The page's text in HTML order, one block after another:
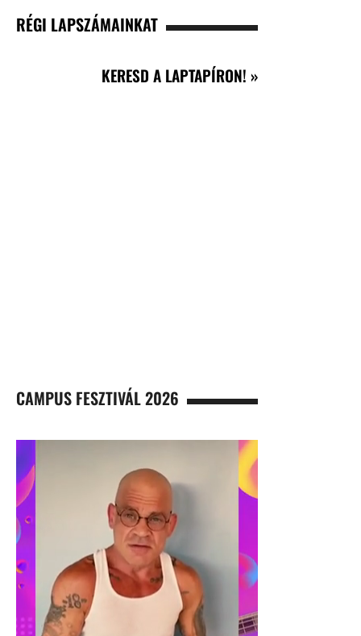
RÉGI LAPSZÁMAINKAT
KERESD A LAPTAPÍRON! »
CAMPUS FESZTIVÁL 2026